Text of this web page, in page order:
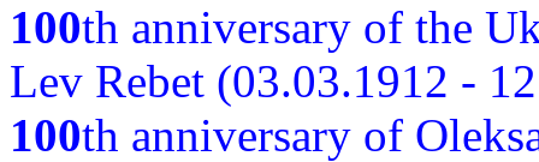
100th anniversary of the
Lev Rebet (03.03.1912 -
100th anniversary of